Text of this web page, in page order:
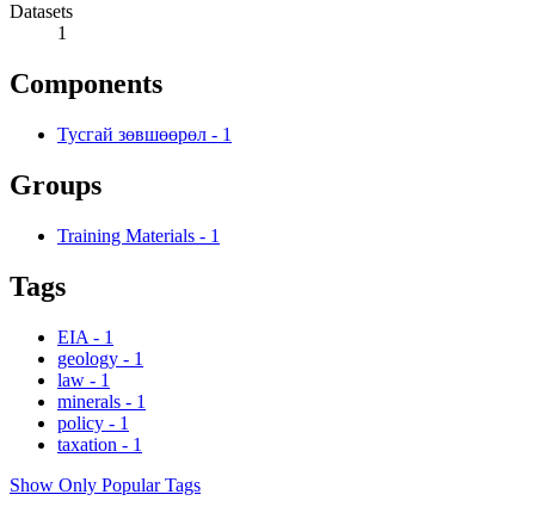
Datasets
1
Components
Тусгай зөвшөөрөл - 1
Groups
Training Materials - 1
Tags
EIA - 1
geology - 1
law - 1
minerals - 1
policy - 1
taxation - 1
Show Only Popular Tags